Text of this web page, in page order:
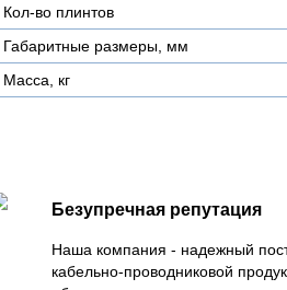
Кол-во плинтов
Габаритные размеры, мм
Масса, кг
Безупречная репутация
Наша компания - надежный
кабельно-проводниковой